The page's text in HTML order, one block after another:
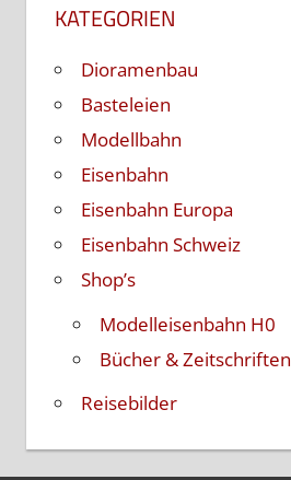
KATEGORIEN
Dioramenbau
Basteleien
Modellbahn
Eisenbahn
Eisenbahn Europa
Eisenbahn Schweiz
Shop’s
Modelleisenbahn H0
Bücher & Zeitschriften
Reisebilder